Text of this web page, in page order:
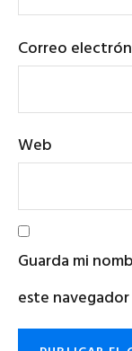
Correo
Web
Guarda mi
este